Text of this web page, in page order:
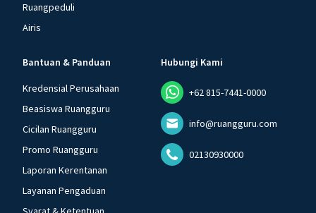
Ruangpeduli
Airis
Bantuan & Panduan
Kredensial Perusahaan
Beasiswa Ruangguru
Cicilan Ruangguru
Promo Ruangguru
Laporan Kerentanan
Layanan Pengaduan
Hubungi Kami
+62 815-7441-0000
info@ruangguru.com
02130930000